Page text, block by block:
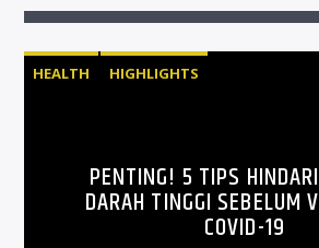
HEALTH HIGHLIGHTS
PENTING! 5 TIPS
DARAH TINGGI SEBELUM
COVID-19